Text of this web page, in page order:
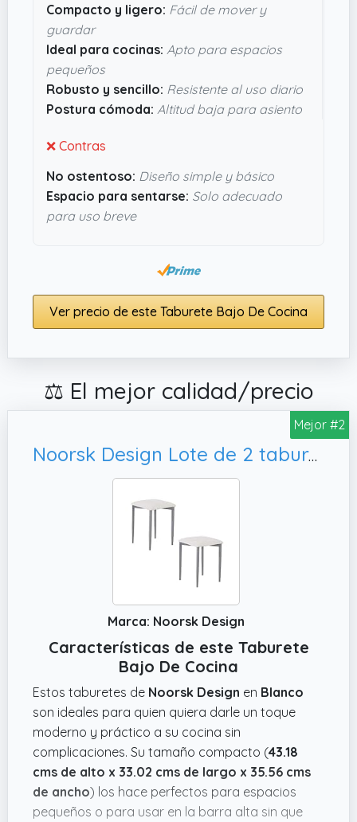
endeble, que es lo que buscas para que no se te
rompa en media temporada. Además, al ser tan
bajito, ayuda a mantener una postura cómoda
sin acabar encorvado. En resumen, un básico sin
complicaciones que está bien tener a mano.
Compacto y ligero: Fácil de mover y
guardar
Ideal para cocinas: Apto para espacios
pequeños
Robusto y sencillo: Resistente al uso diario
Postura cómoda: Altitud baja para asiento
❌ Contras
No ostentoso: Diseño simple y básico
Espacio para sentarse: Solo adecuado
para uso breve
Ver precio de este Taburete Bajo De Cocina
⚖️ El mejor calidad/precio
Mejor #2
Noorsk Design Lote de 2 taburetes Bajos de Cocina París (Blanco)
Marca: Noorsk Design
Características de este Taburete
Bajo De Cocina
Estos taburetes de Noorsk Design en Blanco
son ideales para quien quiera darle un toque
moderno y práctico a su cocina sin
complicaciones. Su tamaño compacto (43.18
cms de alto x 33.02 cms de largo x 35.56 cms
de ancho) los hace perfectos para espacios
pequeños o para usar en la barra alta sin que